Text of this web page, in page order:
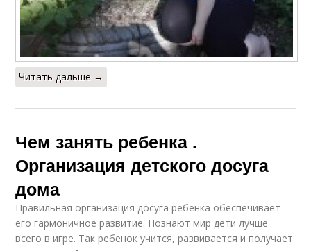
Читать дальше →
Чем занять ребенка .
Организация детского досуга
дома
Правильная организация досуга ребенка обеспечивает
его гармоничное развитие. Познают мир дети лучше
всего в игре. Так ребенок учится, развивается и получает